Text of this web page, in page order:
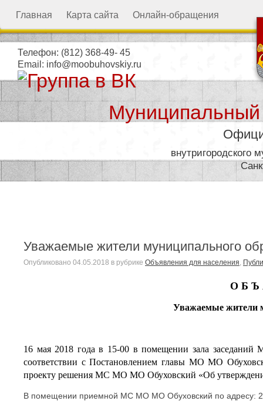
Главная Карта сайта Онлайн-обращения
Телефон: (812) 368-49- 45
Email: info@moobuhovskiy.ru
внутригородского
Уважаемые жители муниципального
Опубликовано 04.05.2018 в рубрике Объявления для населения,
О Б Ъ
Уважаемые жители
16 мая 2018 года в 15-00 в помещении зала
соответствии с Постановлением главы МО МО
проекту решения МС МО МО Обуховский «Об
В помещении приемной МС МО МО Обуховский по адресу: